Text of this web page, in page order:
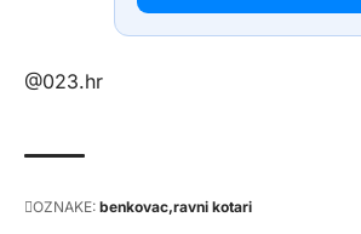
@023.hr
OZNAKE: benkovac ravni kotari